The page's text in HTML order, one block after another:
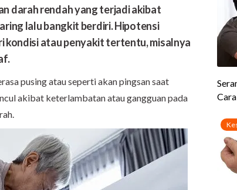
darah rendah yang terjadi akibat
lalu bangkit berdiri. Hipotensi
kondisi atau penyakit tertentu, misalnya
pusing atau seperti akan pingsan saat
akibat keterlambatan atau gangguan pada